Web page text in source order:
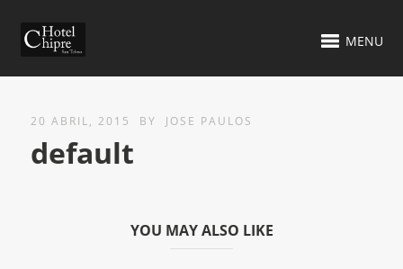
MENU
20 ABRIL, 2015 BY JOSE PAULOS
default
YOU MAY ALSO LIKE